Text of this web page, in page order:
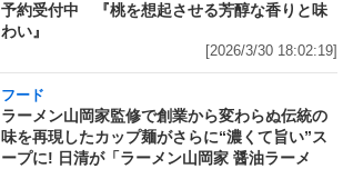
予約受付中 『桃を想起させる芳醇な香りと味
わい』
[2026/3/30 18:02:19]
フード
ラーメン山岡家監修で創業から変わらぬ伝統の
味を再現したカップ麺がさらに“濃くて旨い”ス
ープに! 日清が「ラーメン山岡家 醤油ラーメ